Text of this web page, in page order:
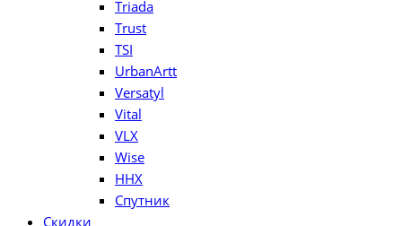
Triada
Trust
TSI
UrbanArtt
Versatyl
Vital
VLX
Wise
ННХ
Спутник
Скидки